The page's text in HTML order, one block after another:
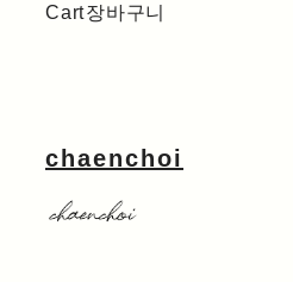
Cart장바구니
chaenchoi